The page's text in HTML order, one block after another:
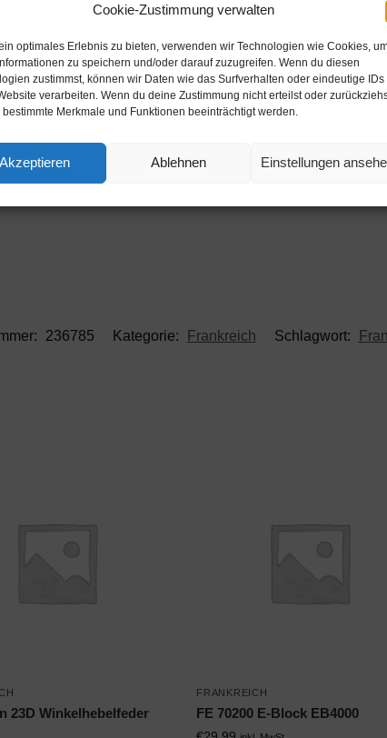
Cookie-Zustimmung verwalten
optimales Erlebnis zu bieten, verwenden wir Technologien wie Cookies,
zu speichern und/oder darauf zuzugreifen. Wenn du diesen
zustimmst, können wir Daten wie das Surfverhalten oder eindeutige IDs
verarbeiten. Wenn du deine Zustimmung nicht erteilst oder
Merkmale und Funktionen beeinträchtigt werden.
Akzeptieren Ablehnen Einstellungen
EB443/5443
236785 Kategorie: Frankreich Schlagwort:
23D Winkelhebelfeder
FRANKREICH
FE 70200 E-Block EB4000